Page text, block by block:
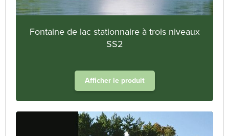
Fontaine de lac stationnaire à trois niveaux
SS2
Afficher le produit